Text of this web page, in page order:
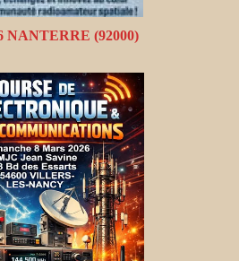
NANTERRE (92000)